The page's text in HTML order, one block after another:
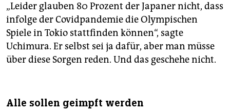
„Leider glauben 80 Prozent der Japaner nicht, dass
infolge der Covidpandemie die Olympischen
Spiele in Tokio stattfinden können“, sagte
Uchimura. Er selbst sei ja dafür, aber man müsse
über diese Sorgen reden. Und das geschehe nicht.
Alle sollen geimpft werden